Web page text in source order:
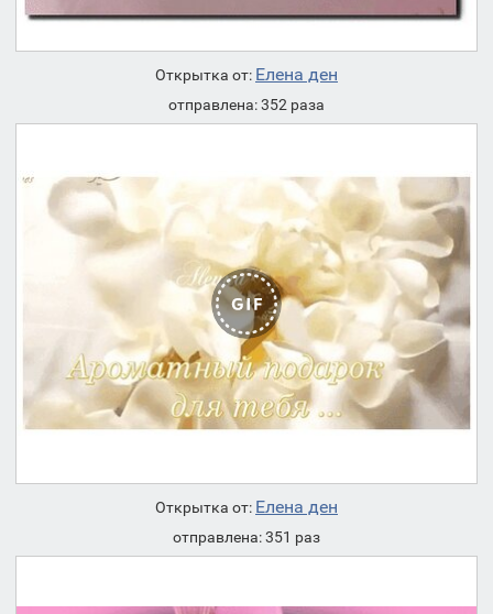
Открытка от: Елена ден
отправлена: 352 раза
Открытка от: Елена ден
отправлена: 351 раз